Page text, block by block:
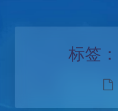
标签：